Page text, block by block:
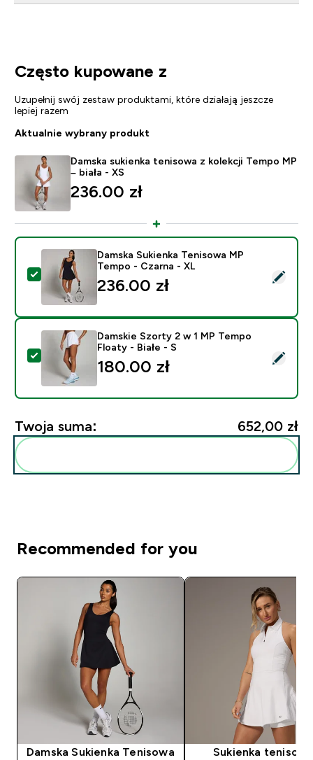
Często kupowane z
Uzupełnij swój zestaw produktami, które działają jeszcze
lepiej razem
Aktualnie wybrany produkt
Damska sukienka tenisowa z kolekcji Tempo MP
– biała - XS
236.00 zł‎
Wybierz ten produkt - Damska Sukienka Tenisowa
Damska Sukienka Tenisowa MP
Tempo - Czarna - XL
236.00 zł‎
Wybierz ten produkt - Damskie Szorty 2 w 1 MP
Damskie Szorty 2 w 1 MP Tempo
Floaty - Białe - S
180.00 zł‎
Twoja suma: 652,00 zł‎
Recommended for you
Damska Sukienka Tenisowa
Sukienka